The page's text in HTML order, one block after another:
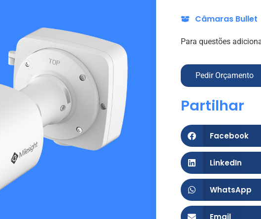
Câmaras Bullet
Para questões
Pedir Orçamento
Partilhar
Facebook
LinkedIn
WhatsApp
Email